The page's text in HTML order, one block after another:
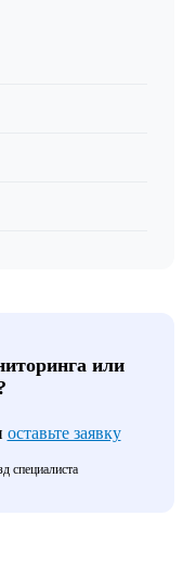
или
оставьте заявку
специалиста